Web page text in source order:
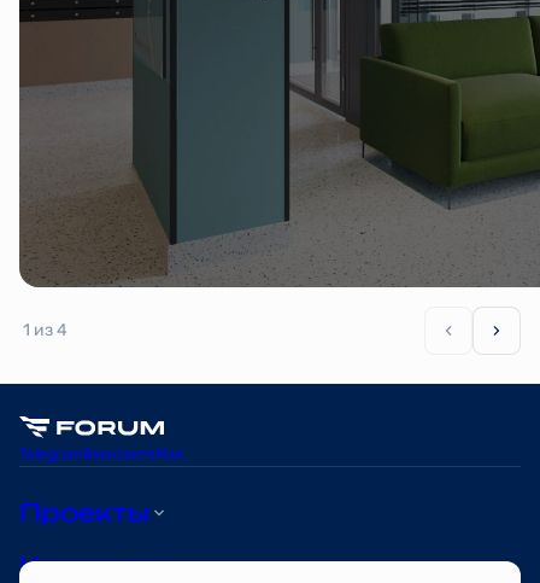
1 из 4
TelegramВконтактеMax
Проекты
Квартиры